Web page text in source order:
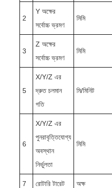
2
Y অক্ষের
সর্বোচ্চ ভ্রমণ
মিমি
3
Z অক্ষের
সর্বোচ্চ ভ্রমণ
মিমি
5
X/Y/Z এর
দ্রুত চলমান
গতি
মি/মিনিট
6
X/Y/Z এর
পুনরাবৃত্তিযোগ্য
অবস্থান
নির্ভুলতা
মিমি
7 রোটারি টারেট অক্ষ